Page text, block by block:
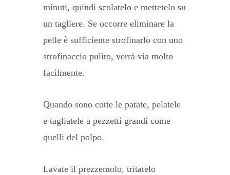
minuti, quindi scolatelo e mettetelo su
un tagliere. Se occorre eliminare la
pelle è sufficiente strofinarlo con uno
strofinaccio pulito, verrà via molto
facilmente.
Quando sono cotte le patate, pelatele
e tagliatele a pezzetti grandi come
quelli del polpo.
Lavate il prezzemolo, tritatelo